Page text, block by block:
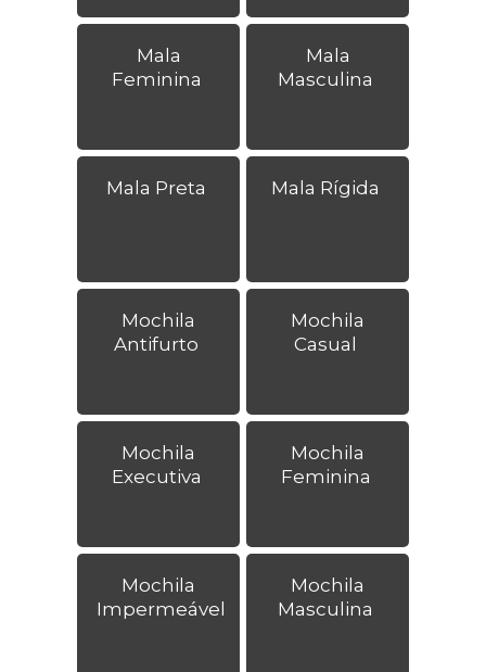
Mala
Feminina
Mala
Masculina
Mala Preta Mala Rígida
Mochila
Antifurto
Mochila
Casual
Mochila
Executiva
Mochila
Feminina
Mochila
Impermeável
Mochila
Masculina